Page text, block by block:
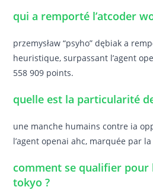
qui a remporté l’atcoder
przemysław “psyho” dębiak a
heuristique, surpassant l’agent
558 909 points.
quelle est la particularité
une manche humains contre ia
l’agent openai ahc, marquée par
comment se qualifier pour
tokyo ?